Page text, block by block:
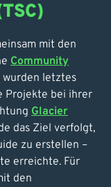
mit den
Community
wurden letztes
Projekte bei ihrer
Glacier
das Ziel verfolgt,
zu erstellen –
erreichte. Für
den